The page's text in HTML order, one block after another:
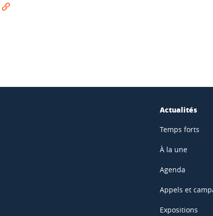
sur Facebook
sur LinkedIn
Actualités
Temps forts
À la une
Agenda
Appels et
Expositions